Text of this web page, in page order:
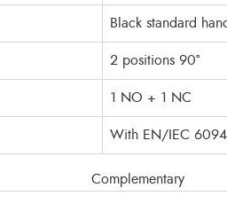
Black standard
2 positions 90°
1 NO + 1 NC
With EN/IEC
Complementary